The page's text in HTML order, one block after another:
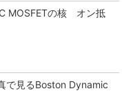
MOSFETの核 オン抵
で見るBoston Dynamic